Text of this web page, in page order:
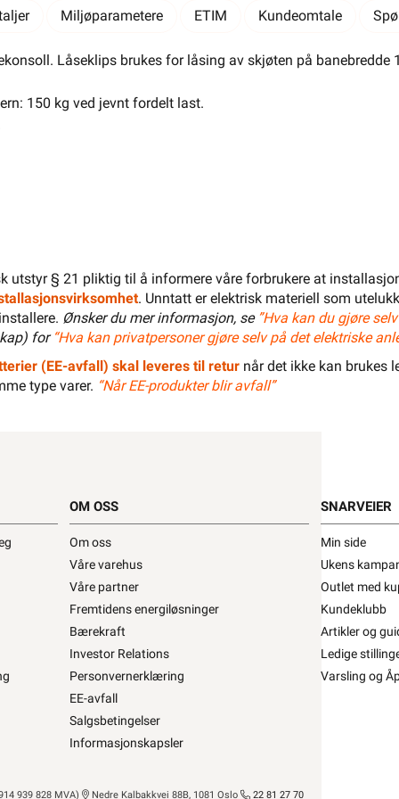
Finn butikk Finn elektriker Logg inn Handlekurv
MP Kabelstige
Bestillingsvare 6-13 dager
Min butikk ikke valgt, velg
Hent-i-Butikk
Finnes ikke på lager i butikkene, se
El-Entreprenør
El-Entreprenør Bedrift Privat Partnere
Kampanjer Elektromateriell
Smarthus Ventilasjon
Miljøparametere ETIM Kundeomtale
Låseklips brukes for låsing av skjøten på banebredde
150 kg ved jevnt fordelt last.
utstyr § 21 pliktig til å informere våre forbrukere at
. Unntatt er elektrisk materiell som
Ønsker du mer informasjon, se ”Hva kan du gjøre
for “Hva kan privatpersoner gjøre selv på det elektriske
(EE-avfall) skal leveres til retur når det ikke kan brukes
type varer. “Når EE-produkter blir avfall”
OM OSS
Om oss
Våre varehus
Våre partner
Fremtidens energiløsninger
Bærekraft
Investor Relations
Personvernerklæring
EE-avfall
Salgsbetingelser
Informasjonskapsler
SNARVEIER
Min side
Ukens
Outlet med
Kundeklubb
Artikler og
Ledige
Varsling og
939 828 MVA) Nedre Kalbakkvei 88B, 1081 Oslo 22 81 27 70